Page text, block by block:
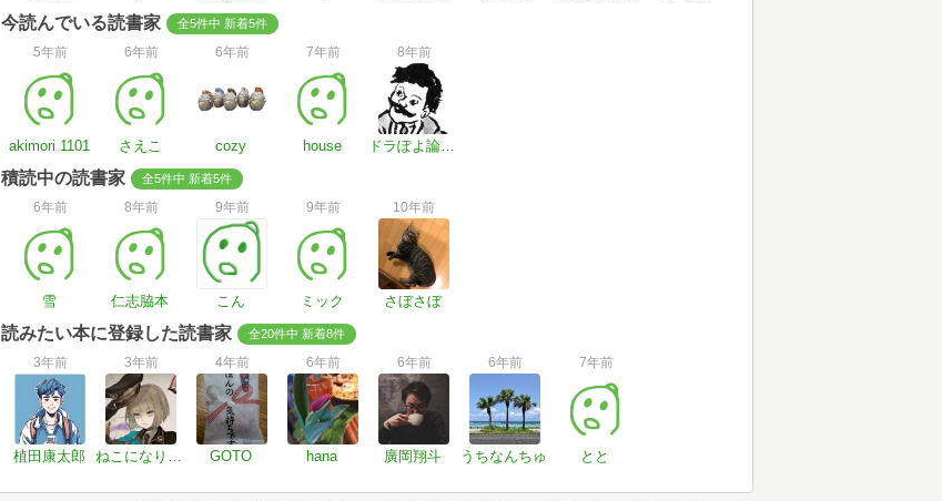
今読んでいる読書家 全5件中 新着5件
5年前
akimori 1101
6年前
さえこ
6年前
cozy
7年前
house
8年前
ドラぽよ論理学者
積読中の読書家 全5件中 新着5件
6年前
雪
8年前
仁志脇本
9年前
こん
9年前
ミック
10年前
さぼさぼ
読みたい本に登録した読書家 全20件中 新着8件
3年前
植田康太郎
3年前
ねこになりたい
4年前
GOTO
6年前
hana
6年前
廣岡翔斗
6年前
うちなんちゅ
7年前
とと